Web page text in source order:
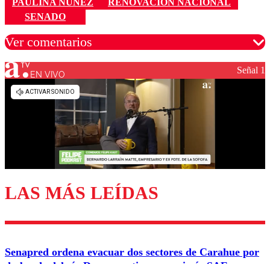
PAULINA NÚÑEZ
RENOVACIÓN NACIONAL
SENADO
Ver comentarios
Los comentarios son moderados para garantizar un
diálogo respetuoso.
Enviar comentario
EN VIVO Señal 1
LAS MÁS LEÍDAS
Senapred ordena evacuar dos sectores de Carahue por